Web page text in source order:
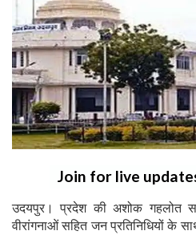
Join for live
उदयपुर। प्रदेश की अशोक गहलोत
वीरांगनाओं सहित जन प्रतिनिधियों के